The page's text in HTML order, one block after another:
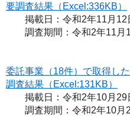
要調査結果（Excel:336KB）
掲載日：令和2年11月12
調査期間：令和2年11月
委託事業（18件）で取得し
調査結果（Excel:131KB）
掲載日：令和2年10月29
調査期間：令和2年10月